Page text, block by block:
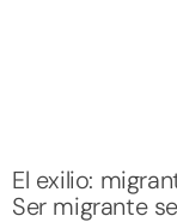
El exilio:
Ser migrante